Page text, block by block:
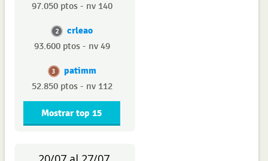
97.050 ptos - nv 140
2 crleao
93.600 ptos - nv 49
3 patimm
52.850 ptos - nv 112
Mostrar top 15